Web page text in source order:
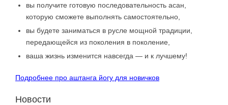
вы получите готовую последовательность асан,
которую сможете выполнять самостоятельно,
вы будете заниматься в русле мощной традиции,
передающейся из поколения в поколение,
ваша жизнь изменится навсегда — и к лучшему!
Подробнее про аштанга йогу для новичков
Новости